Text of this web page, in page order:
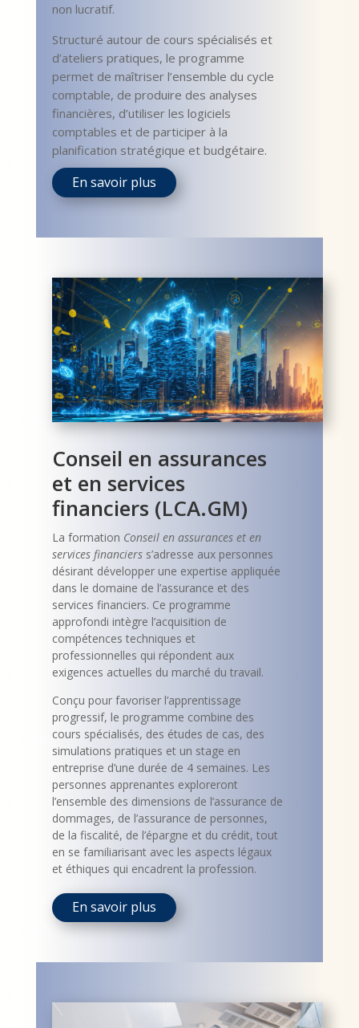
non lucratif.
Structuré autour de cours spécialisés et
d’ateliers pratiques, le programme
permet de maîtriser l’ensemble du cycle
comptable, de produire des analyses
financières, d’utiliser les logiciels
comptables et de participer à la
planification stratégique et budgétaire.
En savoir plus
Conseil en assurances
et en services
financiers (LCA.GM)
La formation Conseil en assurances et en
services financierss’adresse aux personnes
désirant développer une expertise appliquée
dans le domaine de l’assurance et des
services financiers. Ce programme
approfondi intègre l’acquisition de
compétences techniques et
professionnelles qui répondent aux
exigences actuelles du marché du travail.
Conçu pour favoriser l’apprentissage
progressif, le programme combine des
cours spécialisés, des études de cas, des
simulations pratiques et un stage en
entreprise d’une durée de 4 semaines. Les
personnes apprenantes exploreront
l’ensemble des dimensions de l’assurance de
dommages, de l’assurance de personnes,
de la fiscalité, de l’épargne et du crédit, tout
en se familiarisant avec les aspects légaux
et éthiques qui encadrent la profession.
En savoir plus